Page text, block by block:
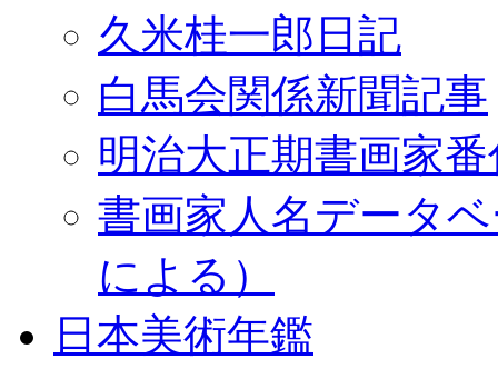
久米桂一郎日記
白馬会関係新聞記事
明治大正期書画家
書画家人名データ
による）
日本美術年鑑